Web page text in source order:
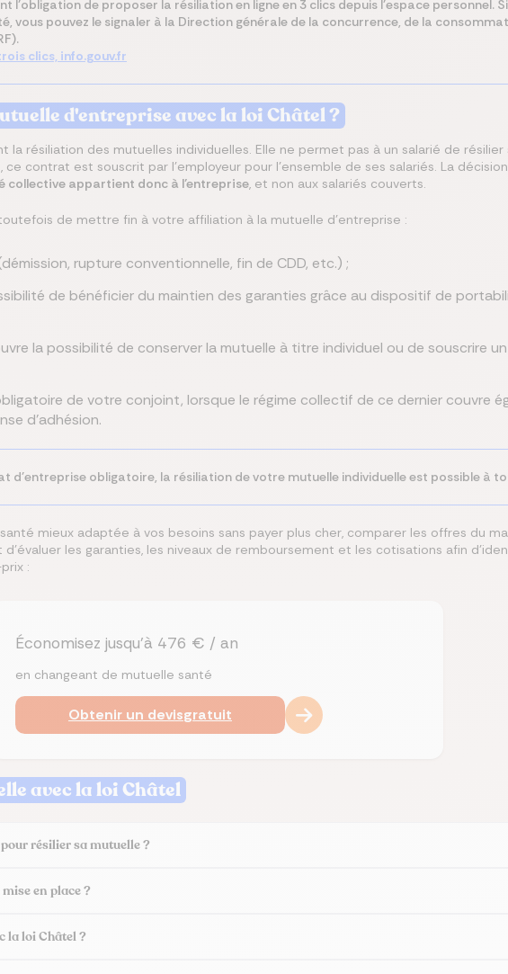
l'obligation de proposer la résiliation en ligne en 3 clics depuis l'espace personnel.
vous pouvez le signaler à la Direction générale de la concurrence, de la
clics, info.gouv.fr
d'entreprise avec la loi Châtel ?
la résiliation des mutuelles individuelles. Elle ne permet pas à un salarié de résilier
ce contrat est souscrit par l’employeur pour l’ensemble de ses salariés. La
collective appartient donc à l’entreprise, et non aux salariés couverts.
de mettre fin à votre affiliation à la mutuelle d’entreprise :
rupture conventionnelle, fin de CDD, etc.) ;
de bénéficier du maintien des garanties grâce au dispositif de
la possibilité de conserver la mutuelle à titre individuel ou de souscrire
de votre conjoint, lorsque le régime collectif de ce dernier couvre
d’adhésion.
d'entreprise obligatoire, la résiliation de votre mutuelle individuelle est possible à
mieux adaptée à vos besoins sans payer plus cher, comparer les offres du
d'évaluer les garanties, les niveaux de remboursement et les cotisations afin
:
Économisez jusqu’à 476 € / an
en changeant de mutuelle santé
Obtenir un devisgratuit
avec la loi Châtel
résilier sa mutuelle ?
en place ?
la loi Châtel ?